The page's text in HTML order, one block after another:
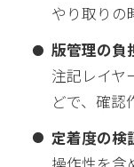
やり取りの
版管理の負
注記レイヤ
どで、確認
定着度の検